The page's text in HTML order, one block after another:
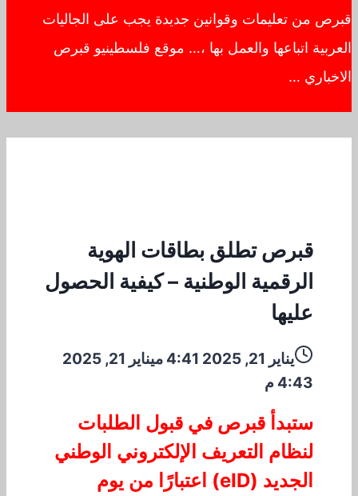
قبرص من تعليمات وقوانين جديدة يجب على الجاليات
العربية اتباعها والعمل بها ،… موقع فلسطينيو قبرص
الاخباري …
قبرص تطلق بطاقات الهوية
الرقمية الوطنية – كيفية الحصول
عليها
يناير 21, 2025 4:41 م
يناير 21, 2025
4:43 م
ستبدأ قبرص في قبول الطلبات
لنظام التعريف الإلكتروني الوطني
الجديد (eID) اعتبارًا من يوم